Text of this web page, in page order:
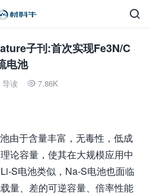

子刊:首次实现Fe3N/C
电池
导读  7.86K
由于含量丰富，无毒性，低成
论容量，使其在大规模应用中
S电池类似，Na-S电池也面临
量、差的可逆容量、倍率性能